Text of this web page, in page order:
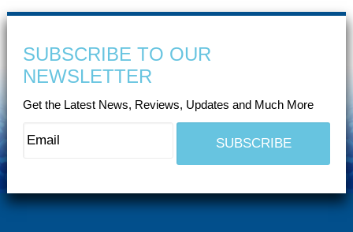
SUBSCRIBE TO OUR
NEWSLETTER
Get the Latest News, Reviews, Updates and Much More